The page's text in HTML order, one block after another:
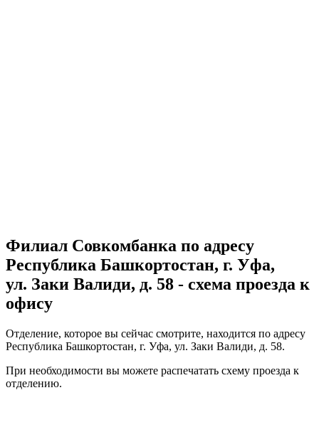
Филиал Совкомбанка по адресу
Республика Башкортостан, г. Уфа,
ул. Заки Валиди, д. 58 - схема проезда к
офису
Отделение, которое вы сейчас смотрите, находится по адресу
Республика Башкортостан, г. Уфа, ул. Заки Валиди, д. 58.
При необходимости вы можете распечатать схему проезда к
отделению.